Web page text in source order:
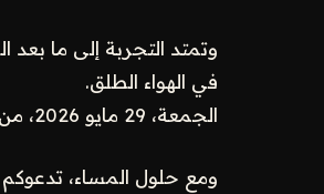
وتمتد التجربة إلى ما
في الهواء الطلق.
الجمعة، 29 مايو 2026، من 1 ظهراً حتى 5 مساءً، ابتداءً من 30 دينار بحريني للشخص.
ومع حلول المساء،